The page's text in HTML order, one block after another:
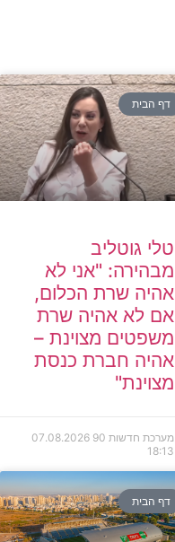
דף הבית
טלי גוטליב
מבהירה: "אני לא
אהיה שרת הכלום,
אם לא אהיה שרת
משפטים מצוינת –
אהיה חברת כנסת
מצוינת"
מערכת חדשות 90
07.08.2026
18:13
דף הבית